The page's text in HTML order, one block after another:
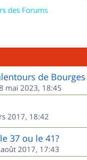
des Forums
de Bourges
mai 2023, 18:45
2017, 18:42
37 ou le 41?
2017, 17:43